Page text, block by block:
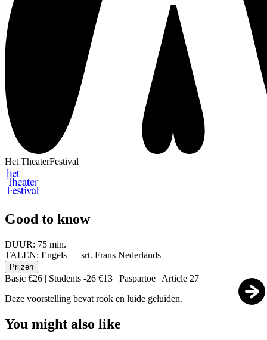
Het TheaterFestival
Good to know
DUUR: 75 min.
TALEN: Engels — srt. Frans Nederlands
Prijzen
Basic €26 | Students -26 €13 | Paspartoe | Article 27
Deze voorstelling bevat rook en luide geluiden.
You might also like